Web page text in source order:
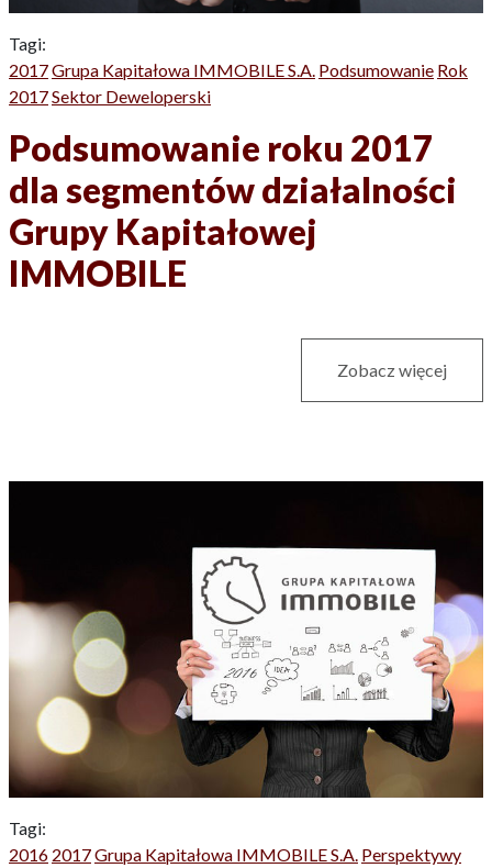
Tagi:
2017Grupa Kapitałowa IMMOBILE S.A. Podsumowanie Rok
2017Sektor Deweloperski
Podsumowanie roku 2017
dla segmentów działalności
Grupy Kapitałowej
IMMOBILE
Zobacz więcej
Tagi:
2016 2017Grupa Kapitałowa IMMOBILE S.A. Perspektywy